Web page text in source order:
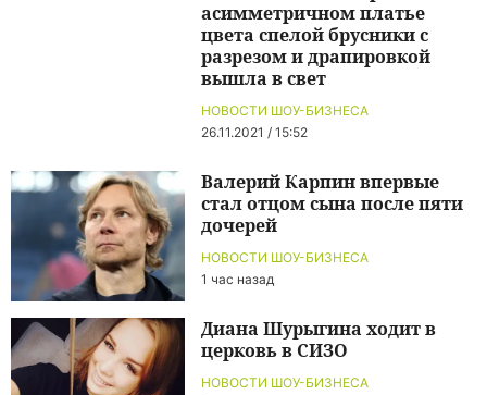
НОВОСТИ ШОУ-БИЗНЕСА
26.11.2021 / 15:52
асимметричном платье
цвета спелой брусники с
разрезом и драпировкой
вышла в свет
НОВОСТИ ШОУ-БИЗНЕСА
1 час назад
Валерий Карпин впервые
стал отцом сына после пяти
дочерей
НОВОСТИ ШОУ-БИЗНЕСА
Диана Шурыгина ходит в
церковь в СИЗО